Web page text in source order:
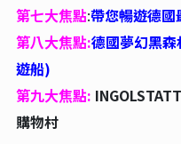
第七大焦點:帶您暢遊德國
第八大焦點:德國夢幻黑
遊船)
第九大焦點:
購物村